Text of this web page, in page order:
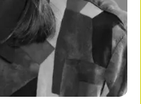
favoris,
votre profil